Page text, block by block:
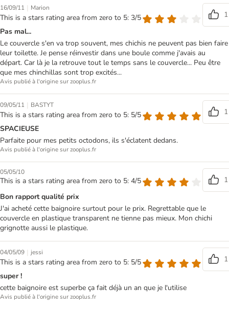
16/09/11 | Marion
This is a stars rating area from zero to 5: 3/5
1
Pas mal...
Le couvercle s'en va trop souvent, mes chichis ne peuvent pas bien faire
leur toilette. Je pense réinvestir dans une boule comme j'avais au
départ. Car là je la retrouve tout le temps sans le couvercle... Peu être
que mes chinchillas sont trop excités...
Avis publié à l'origine sur zooplus.fr
09/05/11 | BASTYT
This is a stars rating area from zero to 5: 5/5
1
SPACIEUSE
Parfaite pour mes petits octodons, ils s'éclatent dedans.
Avis publié à l'origine sur zooplus.fr
05/05/10
This is a stars rating area from zero to 5: 4/5
1
Bon rapport qualité prix
J'ai acheté cette baignoire surtout pour le prix. Regrettable que le
couvercle en plastique transparent ne tienne pas mieux. Mon chichi
grignotte aussi le plastique.
04/05/09 | jessi
This is a stars rating area from zero to 5: 5/5
1
super !
cette baignoire est superbe ça fait déjà un an que je l'utilise
Avis publié à l'origine sur zooplus.fr